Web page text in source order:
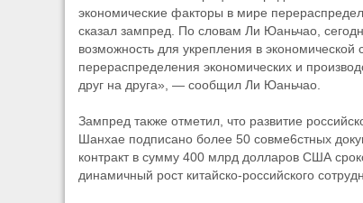
экономические факторы в мире
сказал зампред. По словам Ли Юаньчао,
возможность для укрепления в
перераспределения экономических и
друг на друга», — сообщил Ли Юаньчао.
Зампред также отметил, что развитие
Шанхае подписано более 50 совме6стных
контракт в сумму 400 млрд долларов США
динамичный рост китайско-российского